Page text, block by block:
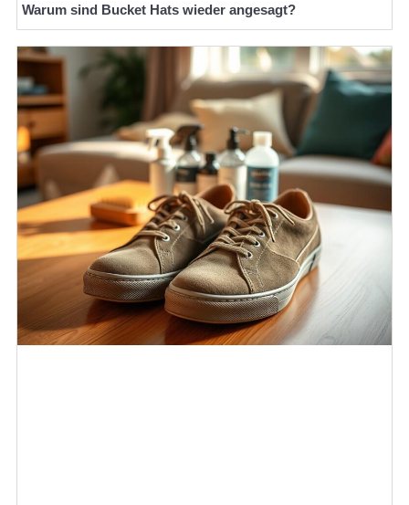
Warum sind Bucket Hats wieder angesagt?